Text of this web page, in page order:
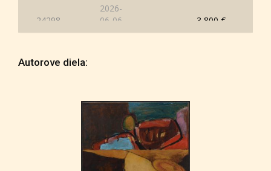
24298
2026-
06-06
09:57:42
3 800 €
30637
2026-
09:57:35
2026-
06-06
Autorove diela: